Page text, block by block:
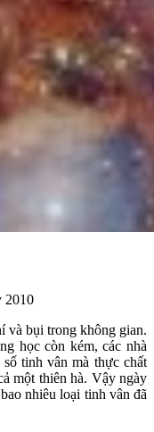
2010
và bụi trong không gian.
học còn kém, các nhà
tinh vân mà thực chất
một thiên hà. Vậy ngày
nhiêu loại tinh vân đã